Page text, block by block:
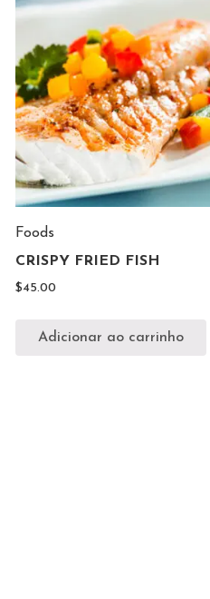
Foods
CRISPY FRIED FISH
$45.00
Adicionar ao carrinho